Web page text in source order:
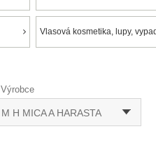
Vlasová kosmetika, lupy,
Výrobce
M H MICA A HARASTA